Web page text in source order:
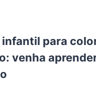
infantil para
venha